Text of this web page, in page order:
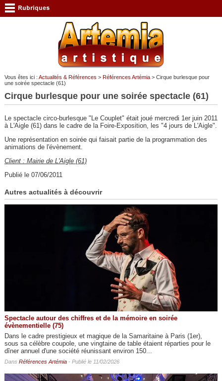
Vous êtes ici : Actualités & Références > Références Artémia> Cirque burlesque pour
une soirée spectacle (61)
Cirque burlesque pour une soirée spectacle (61)
Le spectacle circo-burlesque "Le Couplet" était joué mercredi 1er juin 2011
à L'Aigle (61) dans le cadre de la Foire-Exposition, les "4 jours de L'Aigle".
Une représentation en soirée qui faisait partie de la programmation des
animations de l'évènement.
Client : Mairie de L'Aigle (61)
Publié le 07/06/2011
Autres actualités à découvrir
Spectacle autour des chiffres et de la mémoire en soirée
évènementielle (75)
Dans le cadre prestigieux et magique de la Samaritaine à Paris (1er),
sous sa célèbre coupole, une vingtaine de table étaient réparties pour le
dîner annuel d'une société réunissant environ 150...
Dans Références Artémia- Publié le 11/02/2026